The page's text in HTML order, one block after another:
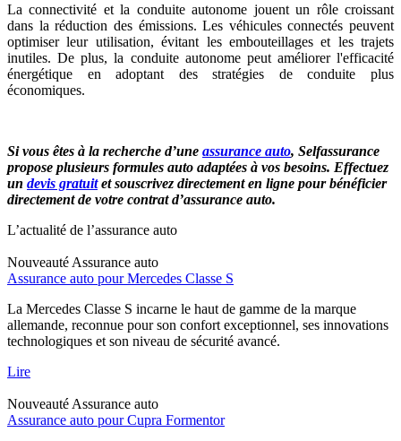
La connectivité et la conduite autonome jouent un rôle croissant
dans la réduction des émissions. Les véhicules connectés peuvent
optimiser leur utilisation, évitant les embouteillages et les trajets
inutiles. De plus, la conduite autonome peut améliorer l'efficacité
énergétique en adoptant des stratégies de conduite plus
économiques.
Si vous êtes à la recherche d’une assurance auto, Selfassurance
propose plusieurs formules auto adaptées à vos besoins. Effectuez
un devis gratuit et souscrivez directement en ligne pour bénéficier
directement de votre contrat d’assurance auto.
L’actualité de l’assurance auto
Nouveauté Assurance auto
Assurance auto pour Mercedes Classe S
La Mercedes Classe S incarne le haut de gamme de la marque
allemande, reconnue pour son confort exceptionnel, ses innovations
technologiques et son niveau de sécurité avancé.
Lire
Nouveauté Assurance auto
Assurance auto pour Cupra Formentor